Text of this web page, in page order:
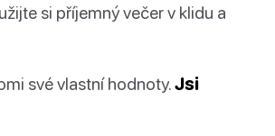
si příjemný večer v klidu a
své vlastní hodnoty.Jsi